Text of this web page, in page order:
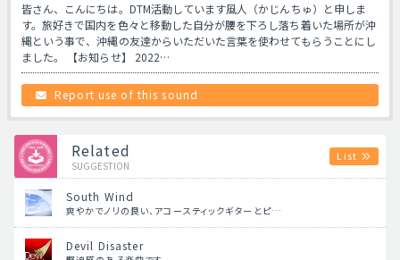
皆さん、こんにちは。DTM活動しています風人（かじんちゅ）と申しま
す。旅好きで国内を色々と移動した自分が腰を下ろし落ち着いた場所が沖
縄という事で、沖縄の友達からいただいた言葉を使わせてもらうことにし
ました。 【お知らせ】 2022…
Report use of this sound
Related
SUGGESTION
List
South Wind
爽やかでノリの良い、アコースティックギターとピ…
Devil Disaster